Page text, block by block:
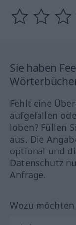
Sie haben
Fehlt eine
aufgefallen
loben? Füllen
aus. Die
optional und
Datenschutz
Anfrage.
Wozu